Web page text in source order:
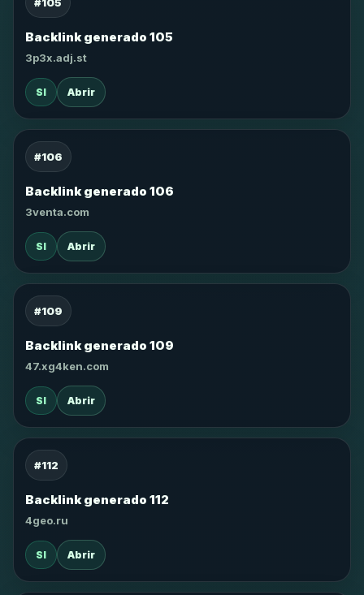
Backlink generado 105
3p3x.adj.st
SI Abrir
#106
Backlink generado 106
3venta.com
SI Abrir
#109
Backlink generado 109
47.xg4ken.com
SI Abrir
#112
Backlink generado 112
4geo.ru
SI Abrir